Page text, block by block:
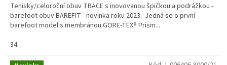
Tenisky/celoroční obuv TRACE s inovovanou špičkou a podrážkou -
barefoot obuv BAREFIT - novinka roku 2023. Jedná se o první
barefoot model s membránou GORE-TEX® Prism...
34